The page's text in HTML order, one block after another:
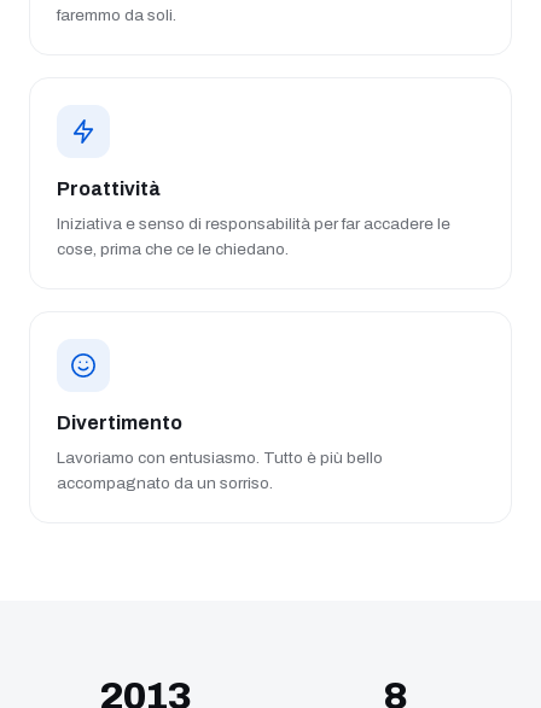
faremmo da soli.
Proattività
Iniziativa e senso di responsabilità per far accadere le
cose, prima che ce le chiedano.
Divertimento
Lavoriamo con entusiasmo. Tutto è più bello
accompagnato da un sorriso.
2013 8